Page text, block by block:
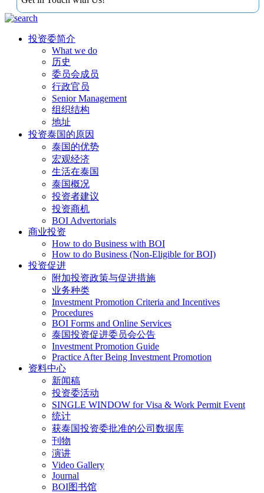
投资委简介
What we do
历史
委员会成员
行政官员
Senior Management
组织结构
地址
投资泰国的原因
泰国的优势
宏观经济
生活在泰国
泰国概况
投资者建议
投资商机
BOI Advertorials
商业投资
How to do Business with BOI
How to do Business (Non-Eligible for BOI)
投资促进
附加投资政策与促进措施
业务种类
Investment Promotion Criteria and Incentives
Procedures
BOI Forms and Online Services
泰国投资促进委员会公告
Investment Promotion Guide
Practice After Being Investment Promotion
资料中心
新闻稿
投资委活动
SINGLE WINDOW for Visa & Work Permit Event
统计
获泰国投资委批准的公司数据库
刊物
演讲
Video Gallery
Journal
BOI图书馆